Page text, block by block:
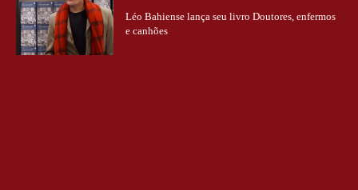
Léo Bahiense lança seu livro Doutores, enfermos
e canhões